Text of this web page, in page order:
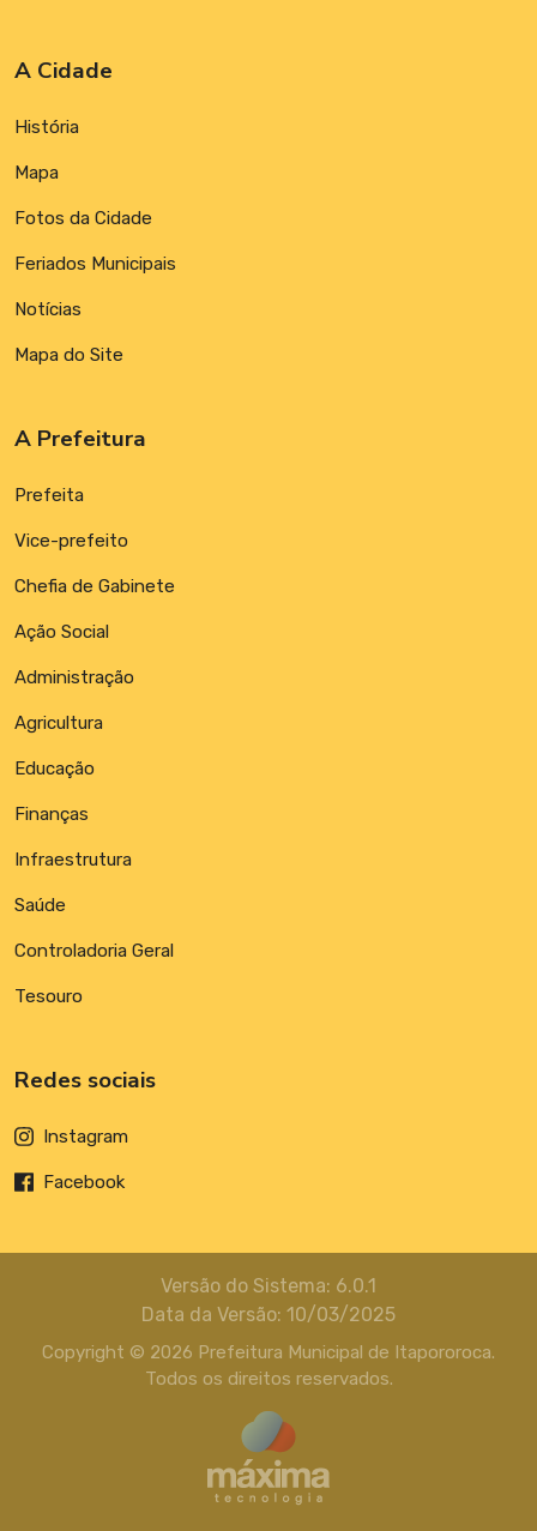
A Cidade
História
Mapa
Fotos da Cidade
Feriados Municipais
Notícias
Mapa do Site
A Prefeitura
Prefeita
Vice-prefeito
Chefia de Gabinete
Ação Social
Administração
Agricultura
Educação
Finanças
Infraestrutura
Saúde
Controladoria Geral
Tesouro
Redes sociais
Instagram
Facebook
Versão do Sistema: 6.0.1
Data da Versão: 10/03/2025
Copyright © 2026 Prefeitura Municipal de Itapororoca.
Todos os direitos reservados.